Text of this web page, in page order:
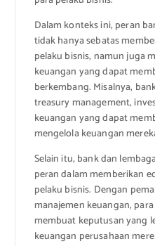
Dalam konteks ini, peran
tidak hanya sebatas
pelaku bisnis, namun juga
keuangan yang dapat
berkembang. Misalnya,
treasury management,
keuangan yang dapat
mengelola keuangan
Selain itu, bank dan
peran dalam memberikan
pelaku bisnis. Dengan
manajemen keuangan,
membuat keputusan yang
keuangan perusahaan